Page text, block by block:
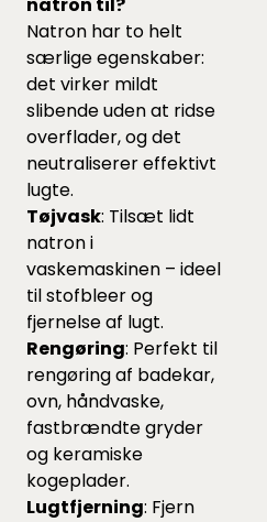
Natron har to helt
særlige egenskaber:
det virker mildt
slibende uden at ridse
overflader, og det
neutraliserer effektivt
lugte.
Tøjvask: Tilsæt lidt
natron i
vaskemaskinen – ideel
til stofbleer og
fjernelse af lugt.
Rengøring: Perfekt til
rengøring af badekar,
ovn, håndvaske,
fastbrændte gryder
og keramiske
kogeplader.
Lugtfjerning: Fjern